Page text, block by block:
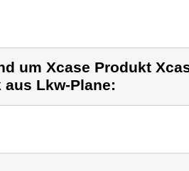
um Xcase Produkt
Lkw-Plane: